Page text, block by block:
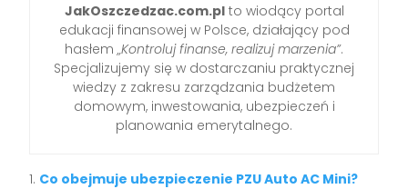
JakOszczedzac.com.plto wiodący portal
edukacji finansowej w Polsce, działający pod
hasłem „Kontroluj finanse, realizuj marzenia”.
Specjalizujemy się w dostarczaniu praktycznej
wiedzy z zakresu zarządzania budżetem
domowym, inwestowania, ubezpieczeń i
planowania emerytalnego.
Co obejmuje ubezpieczenie PZU Auto AC Mini?